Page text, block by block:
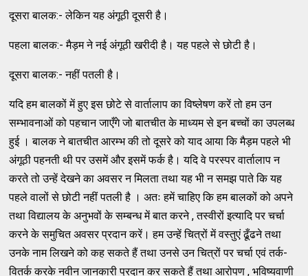
दूसरा बालक:- लेकिन यह अंगूठी दूसरी है।
पहला बालक:- मैड़म ने नई अंगूठी खरीदी है। यह पहले से छोटी है।
दूसरा बालक:- नहीं पतली है।
यदि हम बालकों में हुए इस छोटे से वार्तालाप का विष्लेषण करें तो हम उन
सम्भावनाओं को पहचान जाएँगे जो बातचीत के माध्यम से इन बच्चों का उपलब्ध
हुई । बालक ने बातचीत आरम्भ की तो दूसरे को याद आया कि मैड़म पहले भी
अंगूठी पहनती थी पर उसमें और इसमें फर्क है। यदि वे परस्पर वार्तालाप न
करते तो उन्हें देखने का अवसर न मिलता तथा यह भी न समझ पाते कि यह
पहले वालों से छोटी नहीं पतली है । अतः हमें चाहिए कि हम बालकों को अपने
तथा विद्यालय के अनुभवों के सम्बन्ध में बात करने , तस्वीरों इत्यादि पर चर्चा
करने के समुचित अवसर प्रदान करें। हम उन्हें चित्रों में वस्तुएं ढूँढने तथा
उनके नाम लिखने को कह सकते हैं तथा उनसे उन चित्रों पर चर्चा एवं तर्क-
वितर्क करके नवीन जानकारी प्रदान कर सकते हैं तथा आरोपण , भविष्यवाणी